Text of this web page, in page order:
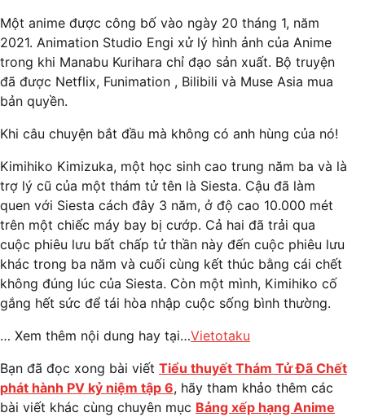
Một anime được công bố vào ngày 20 tháng 1, năm
2021. Animation Studio Engi xử lý hình ảnh của Anime
trong khi Manabu Kurihara chỉ đạo sản xuất. Bộ truyện
đã được Netflix, Funimation , Bilibili và Muse Asia mua
bản quyền.
Khi câu chuyện bắt đầu mà không có anh hùng của nó!
Kimihiko Kimizuka, một học sinh cao trung năm ba và là
trợ lý cũ của một thám tử tên là Siesta. Cậu đã làm
quen với Siesta cách đây 3 năm, ở độ cao 10.000 mét
trên một chiếc máy bay bị cướp. Cả hai đã trải qua
cuộc phiêu lưu bất chấp tử thần này đến cuộc phiêu lưu
khác trong ba năm và cuối cùng kết thúc bằng cái chết
không đúng lúc của Siesta. Còn một mình, Kimihiko cố
gắng hết sức để tái hòa nhập cuộc sống bình thường.
… Xem thêm nội dung hay tại…Vietotaku
Bạn đã đọc xong bài viết Tiểu thuyết Thám Tử Đã Chết
phát hành PV kỷ niệm tập 6, hãy tham khảo thêm các
bài viết khác cùng chuyên mục Bảng xếp hạng Anime